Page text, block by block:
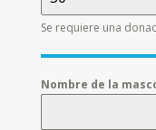
Se requiere una
Nombre de la